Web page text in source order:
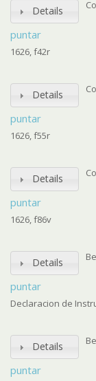
Details
puntar
1626, f42r
Details
puntar
1626, f55r
Details
puntar
1626, f86v
Details
puntar
Declaracion de
Details
puntar